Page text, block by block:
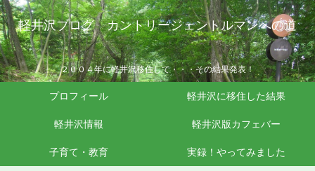
軽井沢ブログ カントリージェントルマンへの道
２００４年に軽井沢移住して・・・その結果発表！
プロフィール 軽井沢に移住した結果
軽井沢情報 軽井沢版カフェバー
子育て・教育 実録！やってみました